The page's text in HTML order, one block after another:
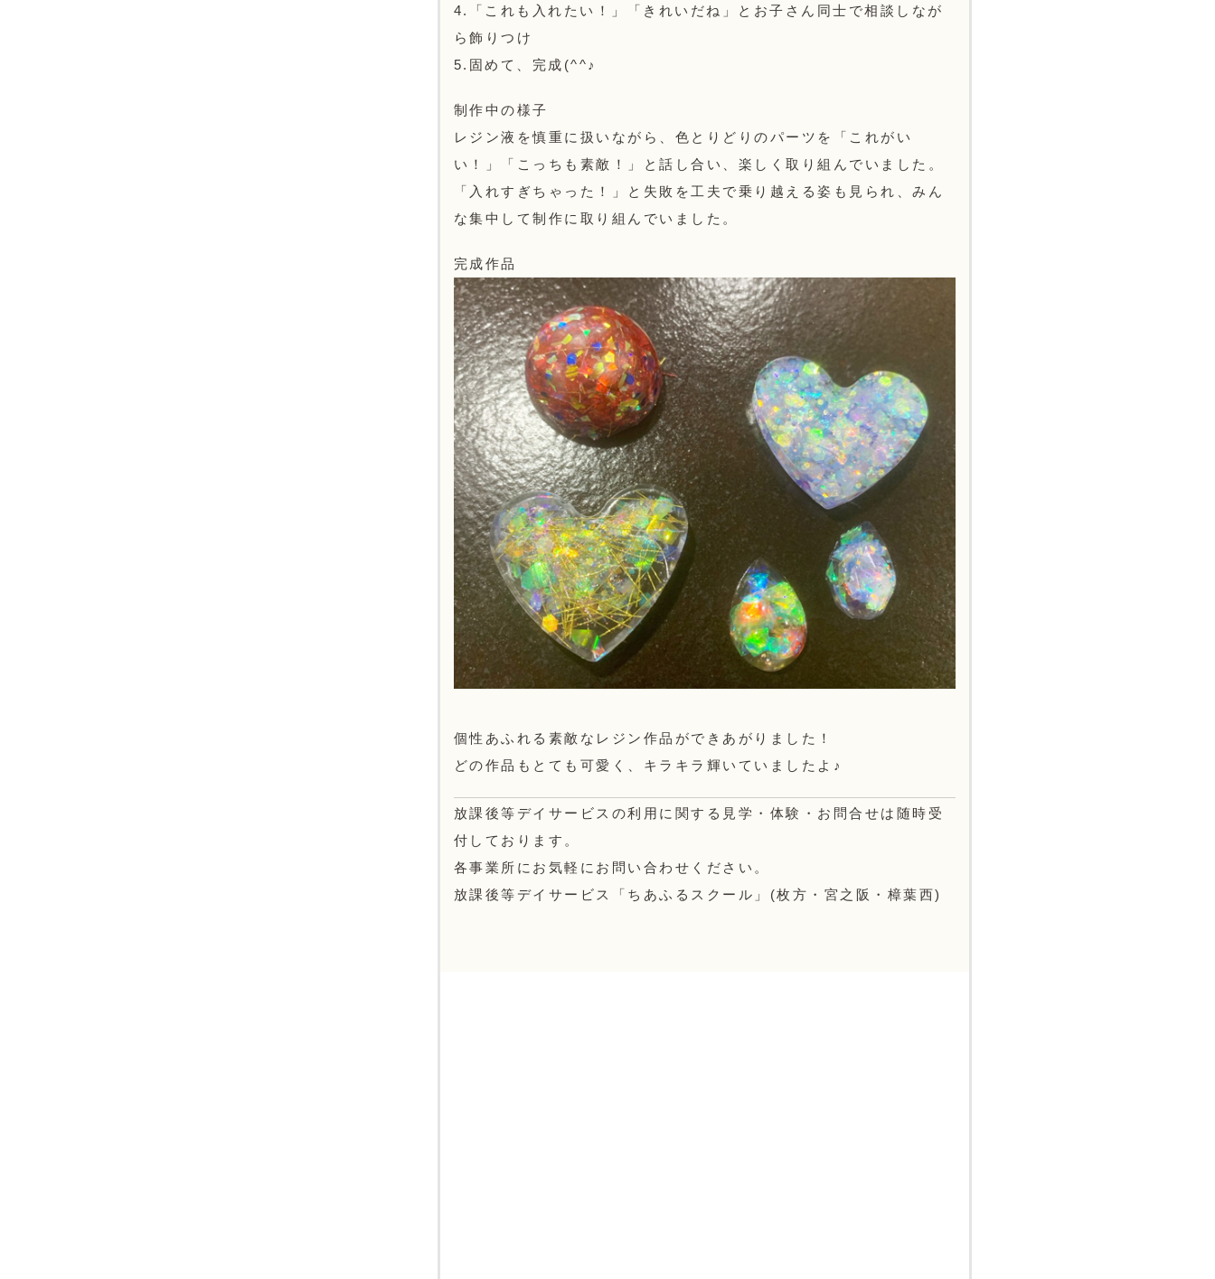
4.「これも入れたい！」「きれいだね」とお子さん同士で相談しなが
ら飾りつけ
5.固めて、完成(^^♪
制作中の様子
レジン液を慎重に扱いながら、色とりどりのパーツを「これがい
い！」「こっちも素敵！」と話し合い、楽しく取り組んでいました。
「入れすぎちゃった！」と失敗を工夫で乗り越える姿も見られ、みん
な集中して制作に取り組んでいました。
完成作品
個性あふれる素敵なレジン作品ができあがりました！
どの作品もとても可愛く、キラキラ輝いていましたよ♪
放課後等デイサービスの利用に関する見学・体験・お問合せは随時受
付しております。
各事業所にお気軽にお問い合わせください。
放課後等デイサービス「ちあふるスクール」(枚方・宮之阪・樟葉西)